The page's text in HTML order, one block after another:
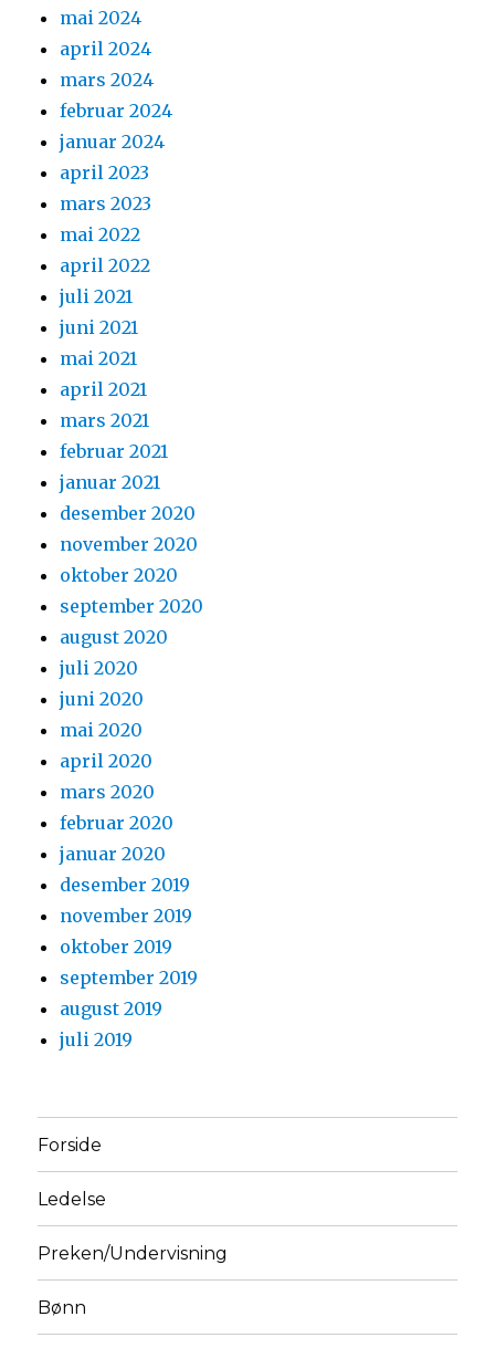
mai 2024
april 2024
mars 2024
februar 2024
januar 2024
april 2023
mars 2023
mai 2022
april 2022
juli 2021
juni 2021
mai 2021
april 2021
mars 2021
februar 2021
januar 2021
desember 2020
november 2020
oktober 2020
september 2020
august 2020
juli 2020
juni 2020
mai 2020
april 2020
mars 2020
februar 2020
januar 2020
desember 2019
november 2019
oktober 2019
september 2019
august 2019
juli 2019
Forside
Ledelse
Preken/Undervisning
Bønn